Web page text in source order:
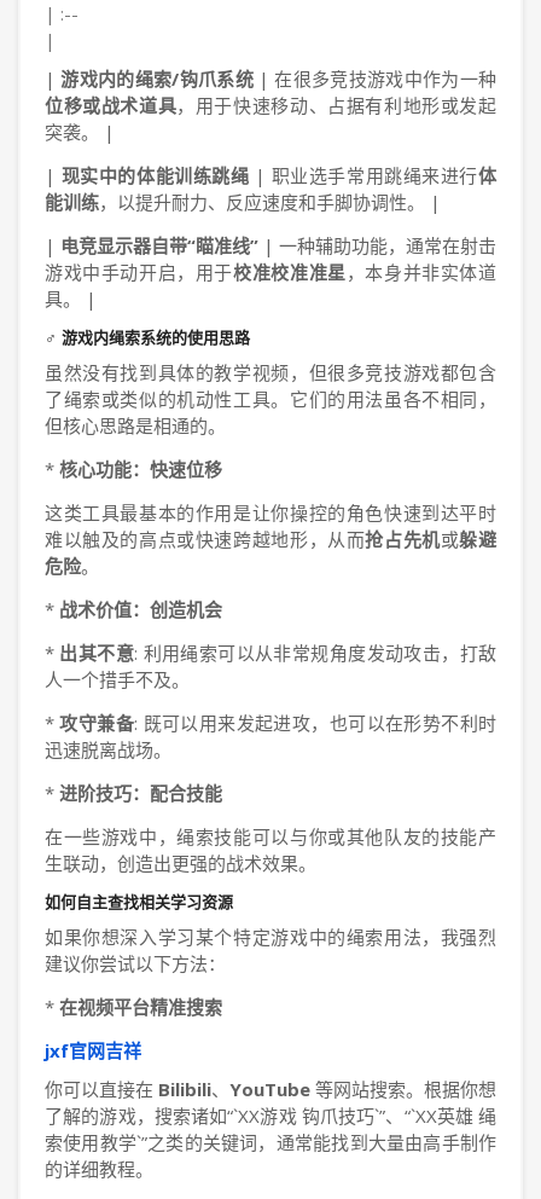
| :--
|
|游戏内的绳索/钩爪系统| 在很多竞技游戏中作为一种
位移或战术道具，用于快速移动、占据有利地形或发起
突袭。 |
| 现实中的体能训练跳绳 | 职业选手常用跳绳来进行体
能训练，以提升耐力、反应速度和手脚协调性。 |
| 电竞显示器自带“瞄准线” | 一种辅助功能，通常在射击
游戏中手动开启，用于校准校准准星，本身并非实体道
具。 |
‍♂️ 游戏内绳索系统的使用思路
虽然没有找到具体的教学视频，但很多竞技游戏都包含
了绳索或类似的机动性工具。它们的用法虽各不相同，
但核心思路是相通的。
* 核心功能：快速位移
这类工具最基本的作用是让你操控的角色快速到达平时
难以触及的高点或快速跨越地形，从而抢占先机或躲避
危险。
* 战术价值：创造机会
* 出其不意: 利用绳索可以从非常规角度发动攻击，打敌
人一个措手不及。
*攻守兼备: 既可以用来发起进攻，也可以在形势不利时
迅速脱离战场。
* 进阶技巧：配合技能
在一些游戏中，绳索技能可以与你或其他队友的技能产
生联动，创造出更强的战术效果。
如何自主查找相关学习资源
如果你想深入学习某个特定游戏中的绳索用法，我强烈
建议你尝试以下方法：
* 在视频平台精准搜索
jxf官网吉祥
你可以直接在 Bilibili、 YouTube 等网站搜索。根据你想
了解的游戏，搜索诸如“`XX游戏 钩爪技巧`”、“`XX英雄 绳
索使用教学`”之类的关键词，通常能找到大量由高手制作
的详细教程。